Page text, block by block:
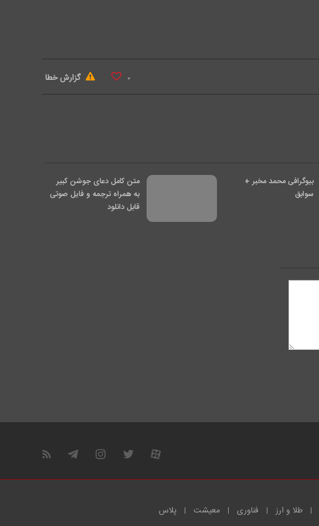
۰ گزارش خطا
بیوگرافی محمد مخبر +
سوابق
متن کامل دعای جوشن کبیر
به همراه ترجمه و فایل صوتی
قابل دانلود
طلا و ارز فناوری معیشت پلاس